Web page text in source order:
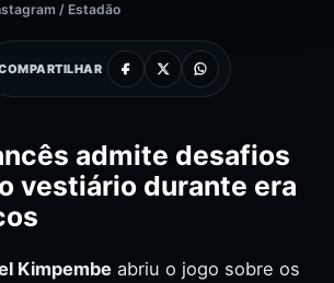
/ Estadão
admite desafios
vestiário durante era
Kimpembe abriu o jogo sobre os